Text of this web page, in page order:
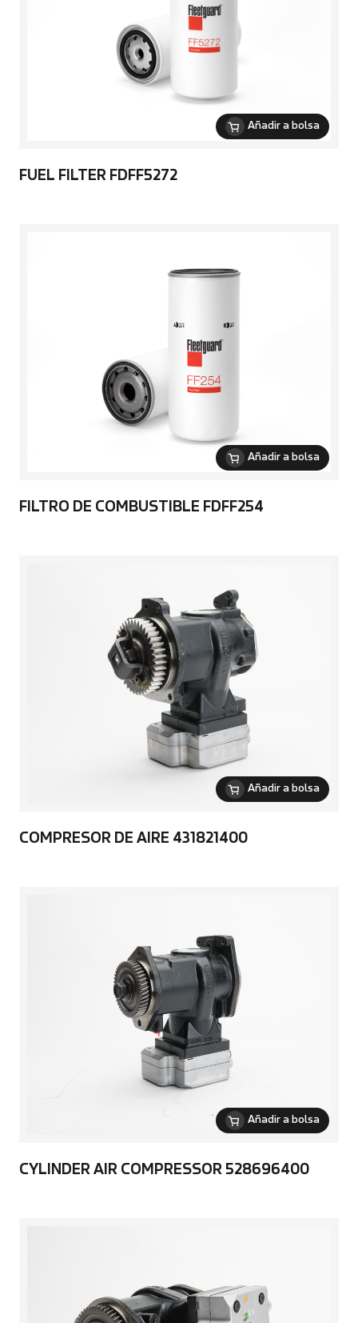
Añadir a bolsa
FUEL FILTER FDFF5272
Añadir a bolsa
FILTRO DE COMBUSTIBLE FDFF254
Añadir a bolsa
COMPRESOR DE AIRE 431821400
Añadir a bolsa
CYLINDER AIR COMPRESSOR 528696400